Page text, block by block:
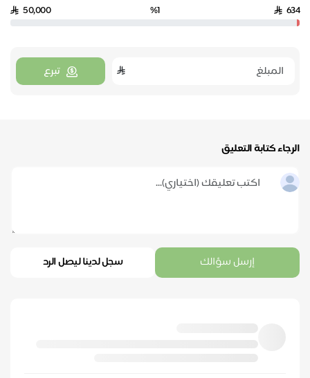
634
%1
50,000
تبرع
الرجاء كتابة التعليق
إرسل سؤالك سجل لدينا ليصل الرد